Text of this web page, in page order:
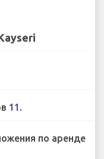
11 .
по аренде